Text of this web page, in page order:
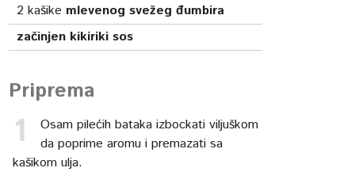
2 kašike mlevenog svežeg đumbira
začinjen kikiriki sos
Priprema
Osam pilećih bataka izbockati viljuškom
da poprime aromu i premazati sa
kašikom ulja.